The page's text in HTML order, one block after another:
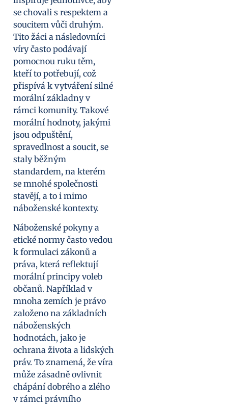
se chovali s respektem a
soucitem vůči druhým.
Tito žáci a následovníci
víry často podávají
pomocnou ruku těm,
kteří to potřebují, což
přispívá k vytváření silné
morální základny v
rámci komunity. Takové
morální hodnoty, jakými
jsou odpuštění,
spravedlnost a soucit, se
staly běžným
standardem, na kterém
se mnohé společnosti
stavějí, a to i mimo
náboženské kontexty.
Náboženské pokyny a
etické normy často vedou
k formulaci zákonů a
práva, která reflektují
morální principy voleb
občanů. Například v
mnoha zemích je právo
založeno na základních
náboženských
hodnotách, jako je
ochrana života a lidských
práv. To znamená, že víra
může zásadně ovlivnit
chápání dobrého a zlého
v rámci právního